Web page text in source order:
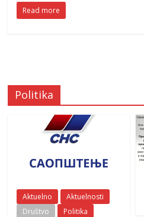
Read more
Politika
Aktuelno
Aktuelnosti
Društvo
Politika